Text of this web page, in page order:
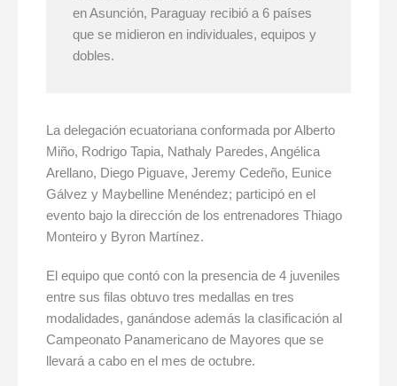
en Asunción, Paraguay recibió a 6 países
que se midieron en individuales, equipos y
dobles.
La delegación ecuatoriana conformada por Alberto
Miño, Rodrigo Tapia, Nathaly Paredes, Angélica
Arellano, Diego Piguave, Jeremy Cedeño, Eunice
Gálvez y Maybelline Menéndez; participó en el
evento bajo la dirección de los entrenadores Thiago
Monteiro y Byron Martínez.
El equipo que contó con la presencia de 4 juveniles
entre sus filas obtuvo tres medallas en tres
modalidades, ganándose además la clasificación al
Campeonato Panamericano de Mayores que se
llevará a cabo en el mes de octubre.